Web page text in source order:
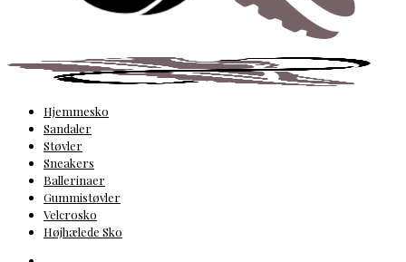
Hjemmesko
Sandaler
Støvler
Sneakers
Ballerinaer
Gummistøvler
Velcrosko
Højhælede Sko